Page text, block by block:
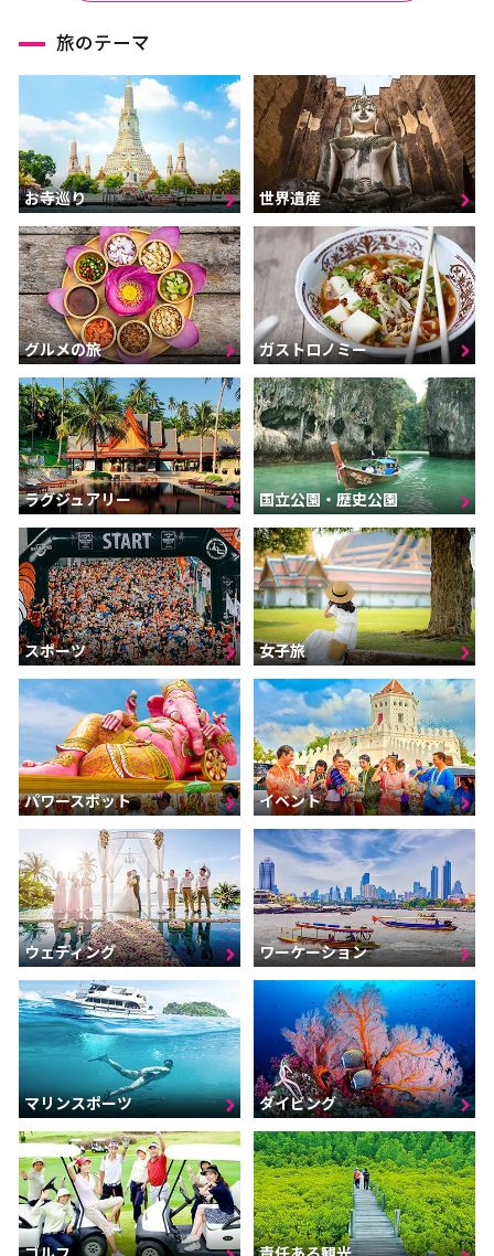
旅のテーマ
お寺巡り 世界遺産
グルメの旅 ガストロノミー
ラグジュアリー 国立公園・歴史公園
スポーツ 女子旅
パワースポット イベント
ウェディング ワーケーション
マリンスポーツ ダイビング